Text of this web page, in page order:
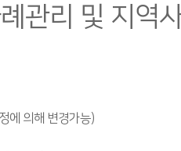
관리 및 지역
에 의해 변경가능)